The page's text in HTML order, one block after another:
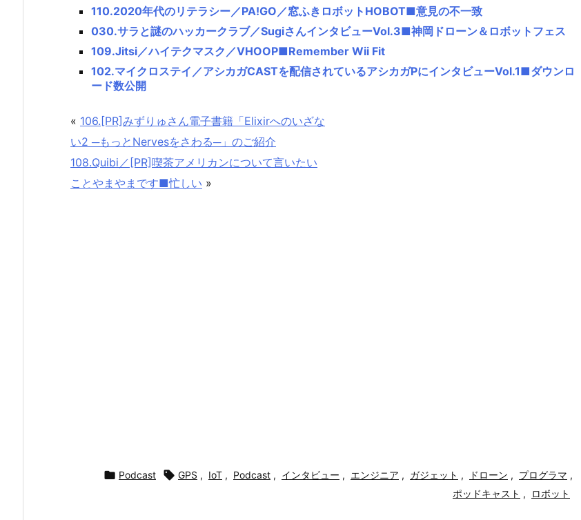
110.2020年代のリテラシー／PA!GO／窓ふきロボットHOBOT■意見の不一致
030.サラと謎のハッカークラブ／SugiさんインタビューVol.3■神岡ドローン＆ロボットフェス
109.Jitsi／ハイテクマスク／VHOOP■Remember Wii Fit
102.マイクロステイ／アシカガCASTを配信されているアシカガPにインタビューVol.1■ダウンロ
ード数公開
« 106.[PR]みずりゅさん電子書籍「Elixirへのいざな
い2 ─もっとNervesをさわる─」のご紹介
108.Quibi／[PR]喫茶アメリカンについて言いたい
ことやまやまです■忙しい »
 Podcast  GPS , IoT , Podcast , インタビュー , エンジニア , ガジェット , ドローン , プログラマ ,
ポッドキャスト , ロボット